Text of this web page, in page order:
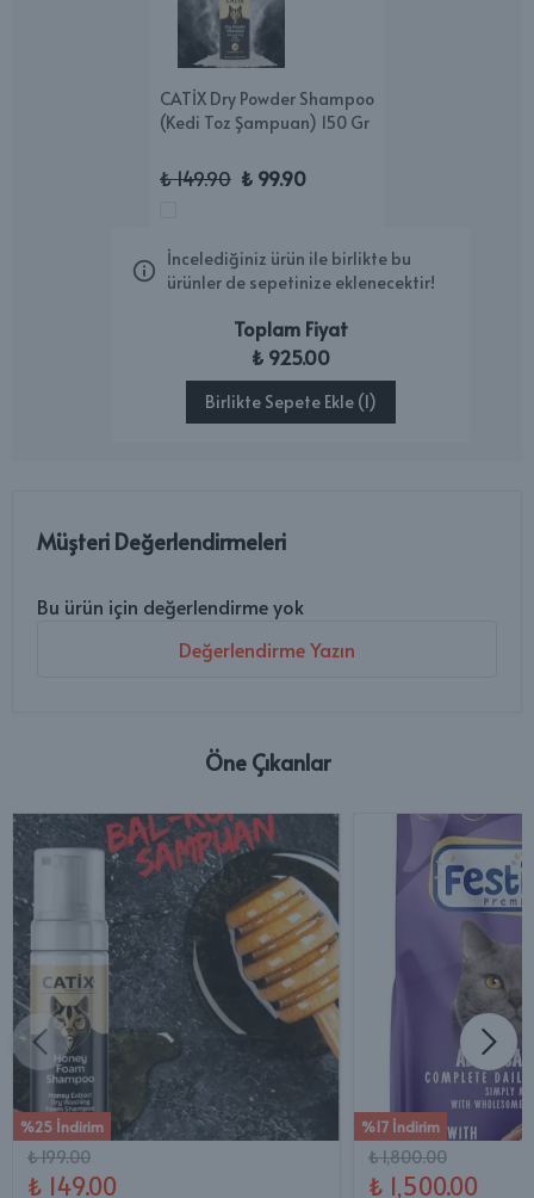
CATİX Dry Powder Shampoo
(Kedi Toz Şampuan) 150 Gr
₺ 149.90 ₺ 99.90
İncelediğiniz ürün ile birlikte bu
ürünler de sepetinize eklenecektir!
Toplam Fiyat
₺ 925.00
Birlikte Sepete Ekle (1)
Müşteri Değerlendirmeleri
Bu ürün için değerlendirme yok
Değerlendirme Yazın
Öne Çıkanlar
%25 İndirim
₺ 199.00
₺ 149.00
%17 İndirim
₺ 1,800.00
₺ 1,500.00